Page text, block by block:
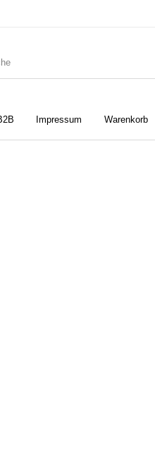
Impressum Warenkorb